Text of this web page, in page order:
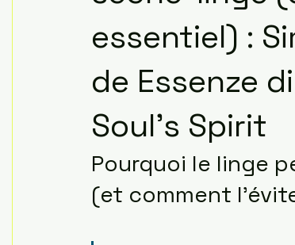
essentiel) :
de Essenze
Soul’s Spirit
Pourquoi le linge
(et comment